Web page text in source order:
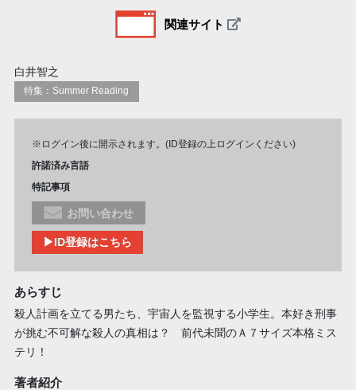
関連サイト
白井智之
特集：Summer Reading
※ログイン後に開示されます。(ID登録の上ログインください)
許諾済み言語
特記事項
お問い合わせ
▶ID登録はこちら
あらすじ
殺人計画を立てる男たち、宇宙人を監視する小学生。本好き刑事
が挑む不可解な殺人の真相は？ 前代未聞のＡ７サイズ本格ミス
テリ！
著者紹介